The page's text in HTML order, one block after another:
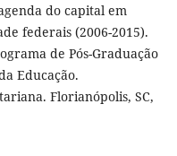
agenda do capital em
federais (2006-2015).
de Pós-Graduação
Educação.
Florianópolis, SC,